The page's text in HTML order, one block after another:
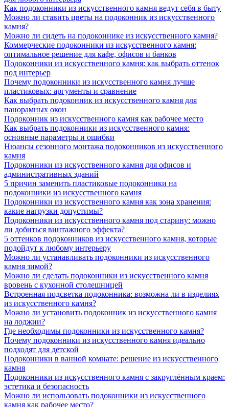
Как подоконники из искусственного камня ведут себя в быту
Можно ли ставить цветы на подоконник из искусственного
камня?
Можно ли сидеть на подоконнике из искусственного камня?
Коммерческие подоконники из искусственного камня:
оптимальное решение для кафе, офисов и банков
Подоконники из искусственного камня: как выбрать оттенок
под интерьер
Почему подоконники из искусственного камня лучше
пластиковых: аргументы и сравнение
Как выбрать подоконник из искусственного камня для
панорамных окон
Подоконник из искусственного камня как рабочее место
Как выбрать подоконники из искусственного камня:
основные параметры и ошибки
Нюансы сезонного монтажа подоконников из искусственного
камня
Подоконники из искусственного камня для офисов и
административных зданий
5 причин заменить пластиковые подоконники на
подоконники из искусственного камня
Подоконники из искусственного камня как зона хранения:
какие нагрузки допустимы?
Подоконники из искусственного камня под старину: можно
ли добиться винтажного эффекта?
5 оттенков подоконников из искусственного камня, которые
подойдут к любому интерьеру
Можно ли устанавливать подоконники из искусственного
камня зимой?
Можно ли сделать подоконники из искусственного камня
вровень с кухонной столешницей
Встроенная подсветка подоконника: возможна ли в изделиях
из искусственного камня?
Можно ли установить подоконник из искусственного камня
на лоджии?
Где необходимы подоконники из искусственного камня?
Почему подоконники из искусственного камня идеально
подходят для детской
Подоконники в ванной комнате: решение из искусственного
камня
Подоконники из искусственного камня с закруглённым краем:
эстетика и безопасность
Можно ли использовать подоконники из искусственного
камня как рабочее место?